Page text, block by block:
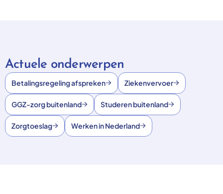
Actuele onderwerpen
Betalingsregeling afspreken Ziekenvervoer
GGZ-zorg buitenland Studeren buitenland
Zorgtoeslag Werken in Nederland